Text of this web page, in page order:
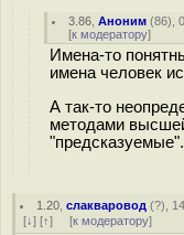
3.86 ,Аноним (86),
[к модератору]
Имена-то
имена человек
А так-то
методами
"предсказуемые".
1.20 ,слакваровод (?),
[↓] [↑] [к модератору]